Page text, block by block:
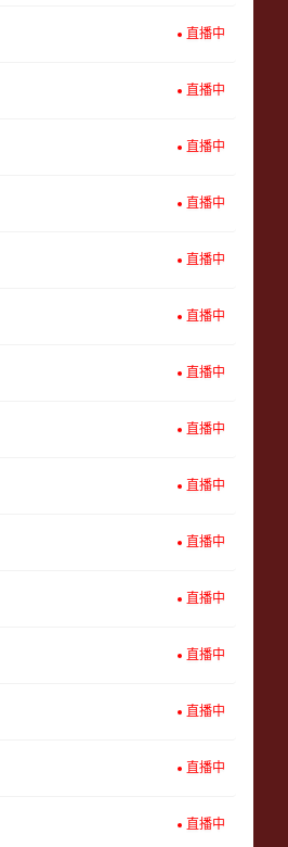
直播中
直播中
直播中
直播中
直播中
直播中
直播中
直播中
直播中
直播中
直播中
直播中
直播中
直播中
直播中